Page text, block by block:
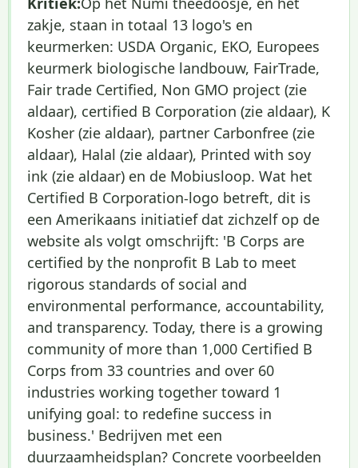
zakje, staan in totaal 13 logo's en
keurmerken: USDA Organic, EKO, Europees
keurmerk biologische landbouw, FairTrade,
Fair trade Certified, Non GMO project (zie
aldaar), certified B Corporation (zie aldaar), K
Kosher (zie aldaar), partner Carbonfree (zie
aldaar), Halal (zie aldaar), Printed with soy
ink (zie aldaar) en de Mobiusloop. Wat het
Certified B Corporation-logo betreft, dit is
een Amerikaans initiatief dat zichzelf op de
website als volgt omschrijft: 'B Corps are
certified by the nonprofit B Lab to meet
rigorous standards of social and
environmental performance, accountability,
and transparency. Today, there is a growing
community of more than 1,000 Certified B
Corps from 33 countries and over 60
industries working together toward 1
unifying goal: to redefine success in
business.' Bedrijven met een
duurzaamheidsplan? Concrete voorbeelden